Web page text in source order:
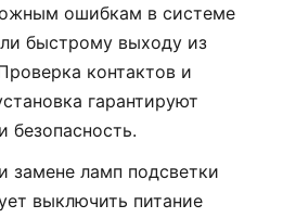
ошибкам в системе
быстрому выходу из
контактов и
гарантируют
безопасность.
замене ламп подсветки
выключить питание